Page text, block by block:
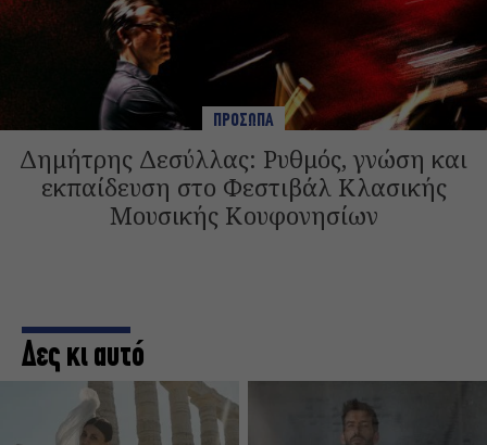
ΠΡΟΣΩΠΑ
Δημήτρης Δεσύλλας: Ρυθμός, γνώση και
εκπαίδευση στο Φεστιβάλ Κλασικής
Μουσικής Κουφονησίων
Δες κι αυτό